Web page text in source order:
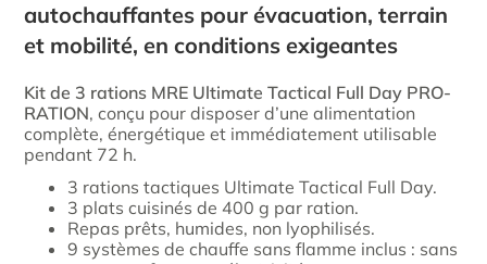
autochauffantes pour évacuation, terrain
et mobilité, en conditions exigeantes
Kit de 3 rations MRE Ultimate Tactical Full Day PRO-
RATION, conçu pour disposer d’une alimentation
complète, énergétique et immédiatement utilisable
pendant 72 h.
3 rations tactiques Ultimate Tactical Full Day.
3 plats cuisinés de 400 g par ration.
Repas prêts, humides, non lyophilisés.
9 systèmes de chauffe sans flamme inclus : sans